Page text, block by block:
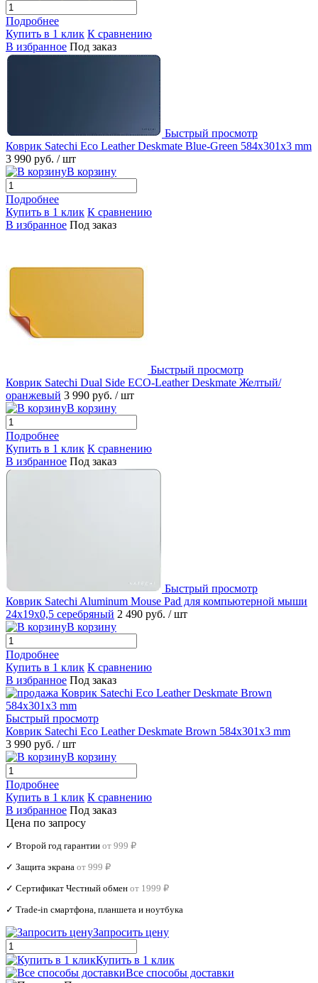
Подробнее
Купить в 1 клик К сравнению
В избранное Под заказ
Быстрый просмотр
Коврик Satechi Eco Leather Deskmate Blue-Green 584x301x3 mm
3 990 руб. / шт
В корзину
Подробнее
Купить в 1 клик К сравнению
В избранное Под заказ
Быстрый просмотр
Коврик Satechi Dual Side ECO-Leather Deskmate Желтый/
оранжевый 3 990 руб. / шт
В корзину
Подробнее
Купить в 1 клик К сравнению
В избранное Под заказ
Быстрый просмотр
Коврик Satechi Aluminum Mouse Pad для компьютерной мыши
24x19x0,5 серебряный 2 490 руб. / шт
В корзину
Подробнее
Купить в 1 клик К сравнению
В избранное Под заказ
Быстрый просмотр
Коврик Satechi Eco Leather Deskmate Brown 584x301x3 mm
3 990 руб. / шт
В корзину
Подробнее
Купить в 1 клик К сравнению
В избранное Под заказ
Цена по запросу
✓ Второй год гарантии от 999 ₽
✓ Защита экрана от 999 ₽
✓ Сертификат Честный обмен от 1999 ₽
✓ Trade‑in смартфона, планшета и ноутбука
Запросить цену
Купить в 1 клик
Все способы доставки